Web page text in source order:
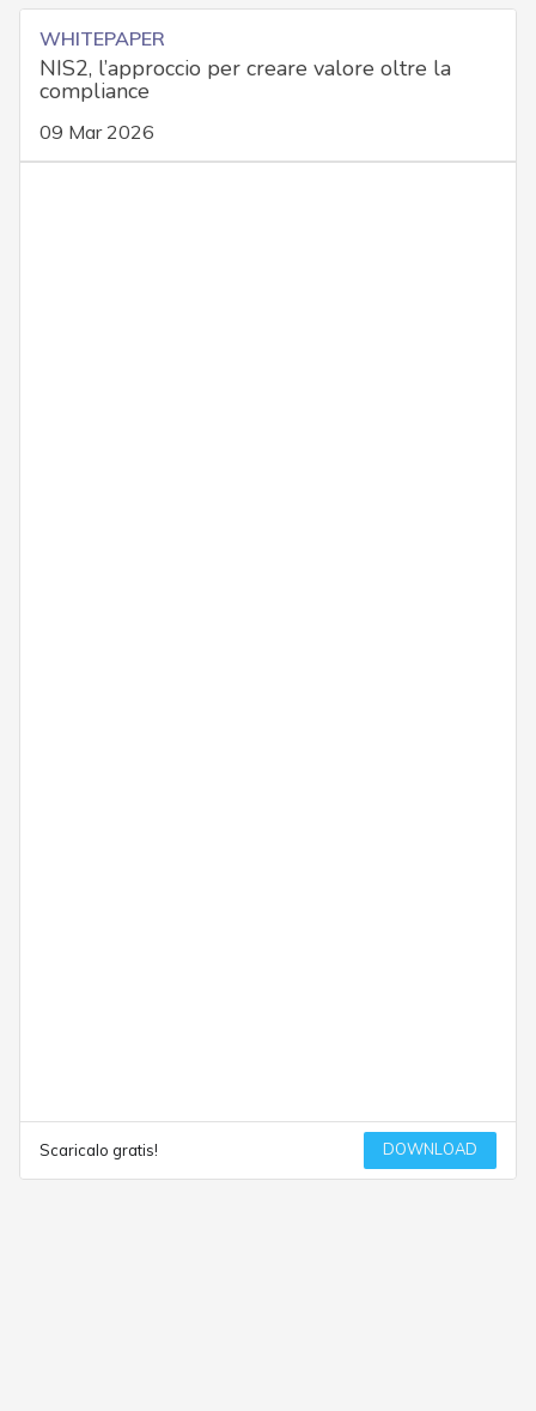
WHITEPAPER
NIS2, l’approccio per creare valore oltre la
compliance
09 Mar 2026
Scaricalo gratis! DOWNLOAD